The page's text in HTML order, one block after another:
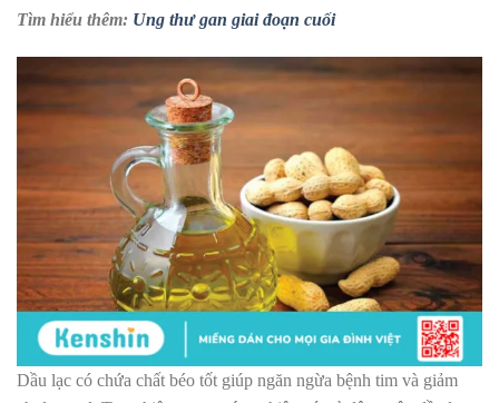
Tìm hiểu thêm: Ung thư gan giai đoạn cuối
Dầu lạc có chứa chất béo tốt giúp ngăn ngừa bệnh tim và giảm